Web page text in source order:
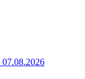
07.08.2026